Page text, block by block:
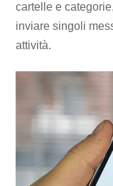
cartelle e
inviare singoli
attività.